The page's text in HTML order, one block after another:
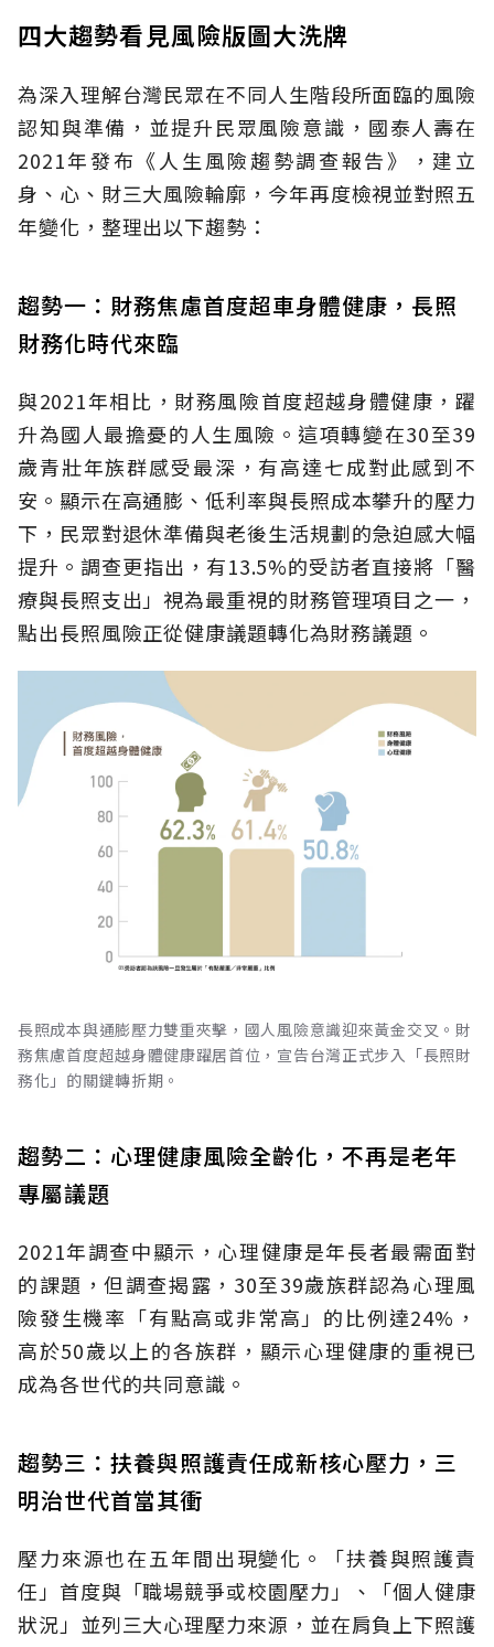
四大趨勢看見風險版圖大洗牌
為深入理解台灣民眾在不同人生階段所面臨的風險
認知與準備，並提升民眾風險意識，國泰人壽在
2021年發布《人生風險趨勢調查報告》，建立
身、心、財三大風險輪廓，今年再度檢視並對照五
年變化，整理出以下趨勢：
趨勢一：財務焦慮首度超車身體健康，長照
財務化時代來臨
與2021年相比，財務風險首度超越身體健康，躍
升為國人最擔憂的人生風險。這項轉變在30至39
歲青壯年族群感受最深，有高達七成對此感到不
安。顯示在高通膨、低利率與長照成本攀升的壓力
下，民眾對退休準備與老後生活規劃的急迫感大幅
提升。調查更指出，有13.5%的受訪者直接將「醫
療與長照支出」視為最重視的財務管理項目之一，
點出長照風險正從健康議題轉化為財務議題。
長照成本與通膨壓力雙重夾擊，國人風險意識迎來黃金交叉。財
務焦慮首度超越身體健康躍居首位，宣告台灣正式步入「長照財
務化」的關鍵轉折期。
趨勢二：心理健康風險全齡化，不再是老年
專屬議題
2021年調查中顯示，心理健康是年長者最需面對
的課題，但調查揭露，30至39歲族群認為心理風
險發生機率「有點高或非常高」的比例達24%，
高於50歲以上的各族群，顯示心理健康的重視已
成為各世代的共同意識。
趨勢三：扶養與照護責任成新核心壓力，三
明治世代首當其衝
壓力來源也在五年間出現變化。「扶養與照護責
任」首度與「職場競爭或校園壓力」、「個人健康
狀況」並列三大心理壓力來源，並在肩負上下照護